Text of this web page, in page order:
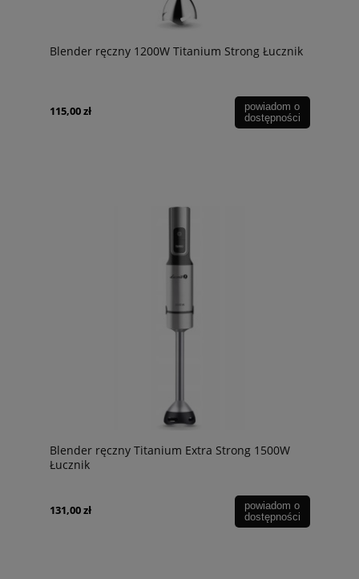
Blender ręczny 1200W Titanium Strong Łucznik
115,00 zł
powiadom o
dostępności
Blender ręczny Titanium Extra Strong 1500W
Łucznik
131,00 zł
powiadom o
dostępności